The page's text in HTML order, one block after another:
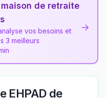
de retraite
vos besoins et
3 meilleurs
→
EHPAD de